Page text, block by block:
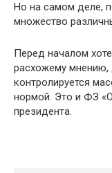
Но на самом деле,
множество
Перед началом
расхожему мнению,
контролируется
нормой. Это и ФЗ
президента.